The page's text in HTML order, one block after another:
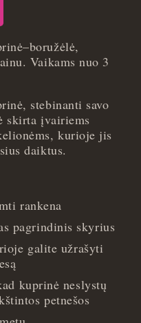
Vaikams nuo 3
stebinanti savo
skirta įvairiems
kurioje jis
daiktus.
rankena
pagrindinis skyrius
galite užrašyti
kuprinė neslystų
petnešos